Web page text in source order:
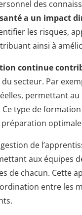
des
a un impact
les risques,
ainsi à
continue
secteur. Par
permettant
type de
de
aux équipes
de chacun. Cette
entre les